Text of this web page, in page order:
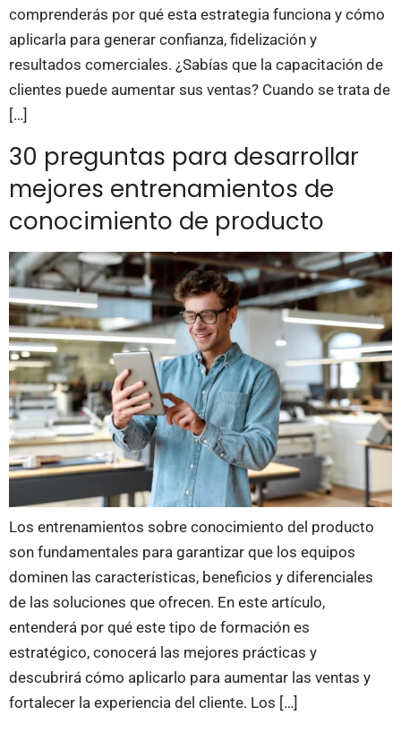
comprenderás por qué esta estrategia funciona y cómo
aplicarla para generar confianza, fidelización y
resultados comerciales. ¿Sabías que la capacitación de
clientes puede aumentar sus ventas? Cuando se trata de
[…]
30 preguntas para desarrollar
mejores entrenamientos de
conocimiento de producto
Los entrenamientos sobre conocimiento del producto
son fundamentales para garantizar que los equipos
dominen las características, beneficios y diferenciales
de las soluciones que ofrecen. En este artículo,
entenderá por qué este tipo de formación es
estratégico, conocerá las mejores prácticas y
descubrirá cómo aplicarlo para aumentar las ventas y
fortalecer la experiencia del cliente. Los […]